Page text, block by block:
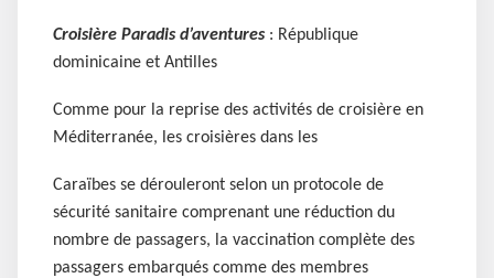
Croisière Paradis d’aventures : République
dominicaine et Antilles
Comme pour la reprise des activités de croisière en
Méditerranée, les croisières dans les
Caraïbes se dérouleront selon un protocole de
sécurité sanitaire comprenant une réduction du
nombre de passagers, la vaccination complète des
passagers embarqués comme des membres